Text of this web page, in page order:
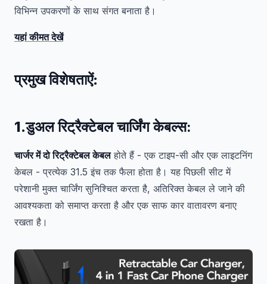
विभिन्न उपकरणों के साथ संगत बनाता है।
यहां कीमत देखें
प्रमुख विशेषताऐं:
1.डुअल रिट्रैक्टेबल चार्जिंग केबल्स:
चार्जर में दो रिट्रैक्टेबल केबलहोते हैं - एक टाइप-सी और एक लाइटनिंग
केबल - प्रत्येक 31.5 इंच तक फैला होता है। यह पिछली सीट में
परेशानी मुक्त चार्जिंग सुनिश्चित करता है, अतिरिक्त केबल ले जाने की
आवश्यकता को समाप्त करता है और एक साफ कार वातावरण बनाए
रखता है।